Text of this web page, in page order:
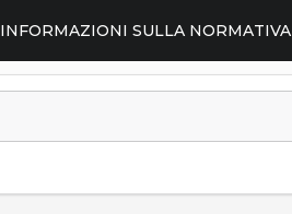
INFORMAZIONI SULLA NORMATIVA